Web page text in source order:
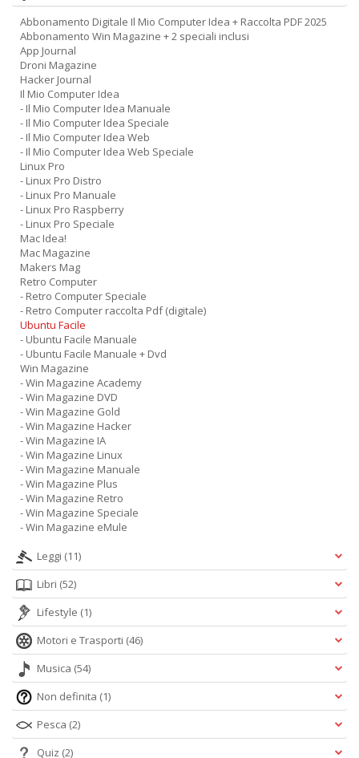
Abbonamento Digitale Il Mio Computer Idea + Raccolta PDF 2025
Abbonamento Win Magazine + 2 speciali inclusi
App Journal
Droni Magazine
Hacker Journal
Il Mio Computer Idea
- Il Mio Computer Idea Manuale
- Il Mio Computer Idea Speciale
- Il Mio Computer Idea Web
- Il Mio Computer Idea Web Speciale
Linux Pro
- Linux Pro Distro
- Linux Pro Manuale
- Linux Pro Raspberry
- Linux Pro Speciale
Mac Idea!
Mac Magazine
Makers Mag
Retro Computer
- Retro Computer Speciale
- Retro Computer raccolta Pdf (digitale)
Ubuntu Facile
- Ubuntu Facile Manuale
- Ubuntu Facile Manuale + Dvd
Win Magazine
- Win Magazine Academy
- Win Magazine DVD
- Win Magazine Gold
- Win Magazine Hacker
- Win Magazine IA
- Win Magazine Linux
- Win Magazine Manuale
- Win Magazine Plus
- Win Magazine Retro
- Win Magazine Speciale
- Win Magazine eMule
Leggi (11)
Libri (52)
Lifestyle (1)
Motori e Trasporti (46)
Musica (54)
Non definita (1)
Pesca (2)
Quiz (2)